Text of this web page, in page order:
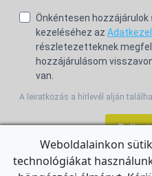
Önkéntesen
kezeléséhez az
részletezetteknek
hozzájárulásom
van.
A leiratkozás a hírlevél alján
Weboldalainkon
technológiákat